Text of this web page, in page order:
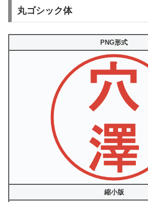
丸ゴシック体
PNG形式
縮小版